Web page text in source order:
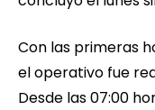
Con las primeras
el operativo fue
Desde las 07:00